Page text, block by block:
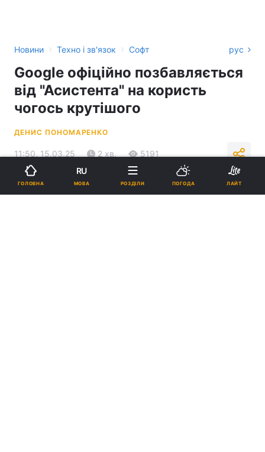
Новини › Техно і зв'язок › Софт рус
Google офіційно позбавляється
від "Асистента" на користь
чогось крутішого
ДЕНИС ПОНОМАРЕНКО
11:50, 15.03.25 2 хв. 5191
Підпишіться на нас в Google
ГОЛОВНА
RU
МОВА РОЗДІЛИ ПОГОДА ЛАЙТ